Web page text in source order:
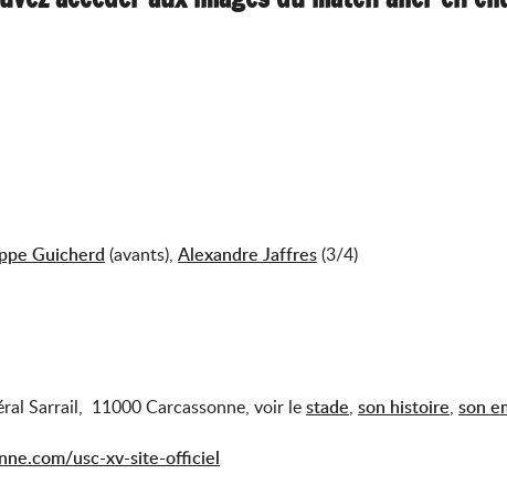
Guicherd (avants), Alexandre Jaffres(3/4)
Sarrail, 11000 Carcassonne, voir lestade, son histoire, son
usc-xv-site-officiel